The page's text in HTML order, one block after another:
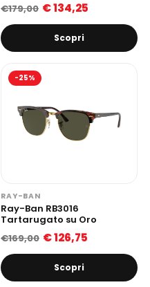
€179,00 € 134,25
Scopri
-25%
RAY-BAN
Ray-Ban RB3016
Tartarugato su Oro
€169,00 € 126,75
Scopri